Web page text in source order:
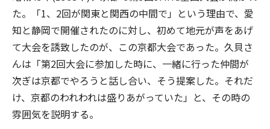
た。「1、2回が関東と関西の中間で」という理由で、愛
知と静岡で開催されたのに対し、初めて地元が声をあげ
て大会を誘致したのが、この京都大会であった。久貝さ
んは「第2回大会に参加した時に、一緒に行った仲間が
次ぎは京都でやろうと話し合い、そう提案した。それだ
け、京都のわれわれは盛りあがっていた」と、その時の
雰囲気を説明する。